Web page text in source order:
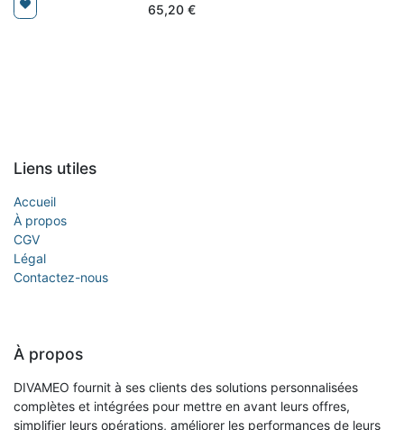
65,20€
Liens utiles
Accueil
À propos
CGV
Légal
Contactez-nous
À propos
DIVAMEO fournit à ses clients des solutions personnalisées
complètes et intégrées pour mettre en avant leurs offres,
simplifier leurs opérations, améliorer les performances de leurs